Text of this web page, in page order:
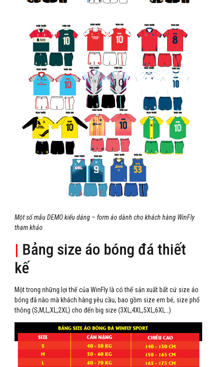
Một số mẫu DEMO kiểu dáng – form áo dành cho khách hàng WinFly
tham khảo
| Bảng size áo bóng đá thiết
kế
Một trong những lợi thế của WinFly là có thể sản xuất bất cứ size áo
bóng đá nào mà khách hàng yêu cầu, bao gồm size em bé, size phổ
thông (S,M,L,XL,2XL) cho đến big size (3XL,4XL,5XL,6XL…)